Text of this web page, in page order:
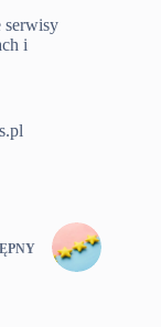
serwisy
i